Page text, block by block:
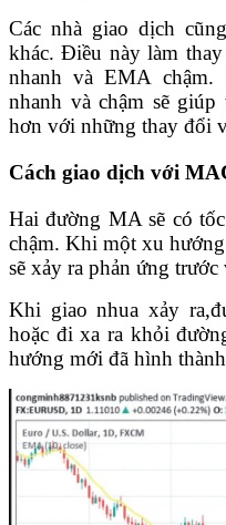
Các nhà giao dịch
khác. Điều này làm
nhanh và EMA
nhanh và chậm sẽ
hơn với những thay đổi
Cách giao dịch với
Hai đường MA sẽ có
chậm. Khi một xu
sẽ xảy ra phản ứng trước
Khi giao nhua xảy
hoặc đi xa ra khỏi
hướng mới đã hình